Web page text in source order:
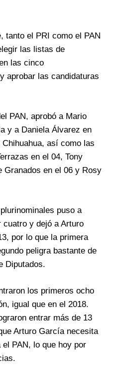
tanto el PRI como el PAN
las listas de
las cinco
aprobar las candidaturas
PAN, aprobó a Mario
y a Daniela Álvarez en
así como las
en el 04, Tony
Granados en el 06 y Rosy
puso a
cuatro y dejó a Arturo
por lo que la primera
peligra bastante de
Diputados.
los primeros ocho
igual que en el 2018.
entrar más de 13
Arturo García necesita
PAN, lo que hoy por